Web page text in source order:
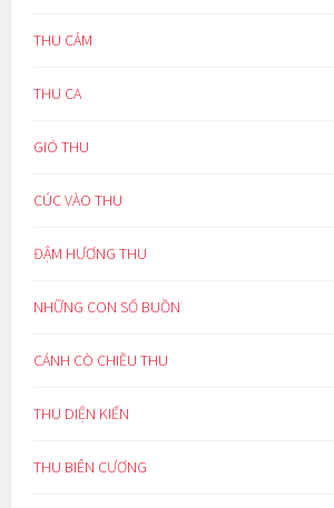
THU CẢM
THU CA
GIÓ THU
CÚC VÀO THU
ĐẬM HƯƠNG THU
NHỮNG CON SỐ BUỒN
CÁNH CÒ CHIỀU THU
THU DIỆN KIẾN
THU BIÊN CƯƠNG